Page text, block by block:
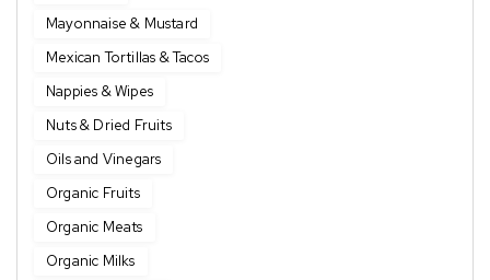
Mayonnaise & Mustard
Mexican Tortillas & Tacos
Nappies & Wipes
Nuts & Dried Fruits
Oils and Vinegars
Organic Fruits
Organic Meats
Organic Milks